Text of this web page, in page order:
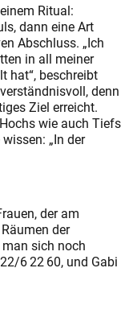
Ritual:
dann eine Art
Abschluss. „Ich
in all meiner
hat“, beschreibt
denn
Ziel erreicht.
wie auch Tiefs
„In der
der am
der
sich noch
6 22 60, und Gabi